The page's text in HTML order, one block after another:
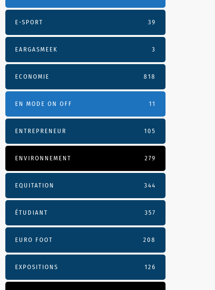
E-SPORT 39
EARGASMEEK 3
ECONOMIE 818
EN MODE ON OFF 11
ENTREPRENEUR 105
ENVIRONNEMENT 279
EQUITATION 344
ÉTUDIANT 357
EURO FOOT 208
EXPOSITIONS 126